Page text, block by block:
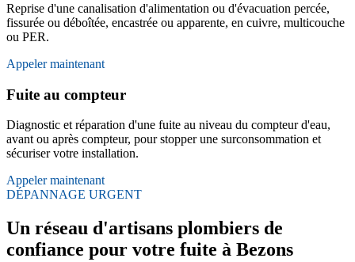
Reprise d'une canalisation d'alimentation ou d'évacuation percée,
fissurée ou déboîtée, encastrée ou apparente, en cuivre, multicouche
ou PER.
Appeler maintenant
Fuite au compteur
Diagnostic et réparation d'une fuite au niveau du compteur d'eau,
avant ou après compteur, pour stopper une surconsommation et
sécuriser votre installation.
Appeler maintenant
DÉPANNAGE URGENT
Un réseau d'artisans plombiers de
confiance pour votre fuite à Bezons